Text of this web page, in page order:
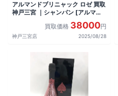
アルマンドブリニャック ロゼ 買取
神戸三宮 ｜シャンパン [アルマン
ドブリニャック ロゼ]をお酒
買取価格 38000円
神戸三宮店 2025/08/28